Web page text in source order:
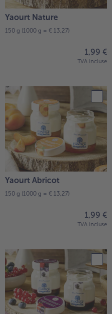
Yaourt Nature
150 g (1000 g = € 13,27)
1,99 €
TVA incluse
Yaourt Abricot
150 g (1000 g = € 13,27)
1,99 €
TVA incluse